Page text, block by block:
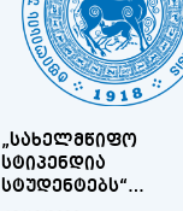
„ᲡᲐᲮᲔᲚᲛᲬᲘᲤᲝ
ᲡᲢᲘᲞᲔᲜᲓᲘᲐ
ᲡᲢᲣᲓᲔᲜᲢᲔᲑᲡ“